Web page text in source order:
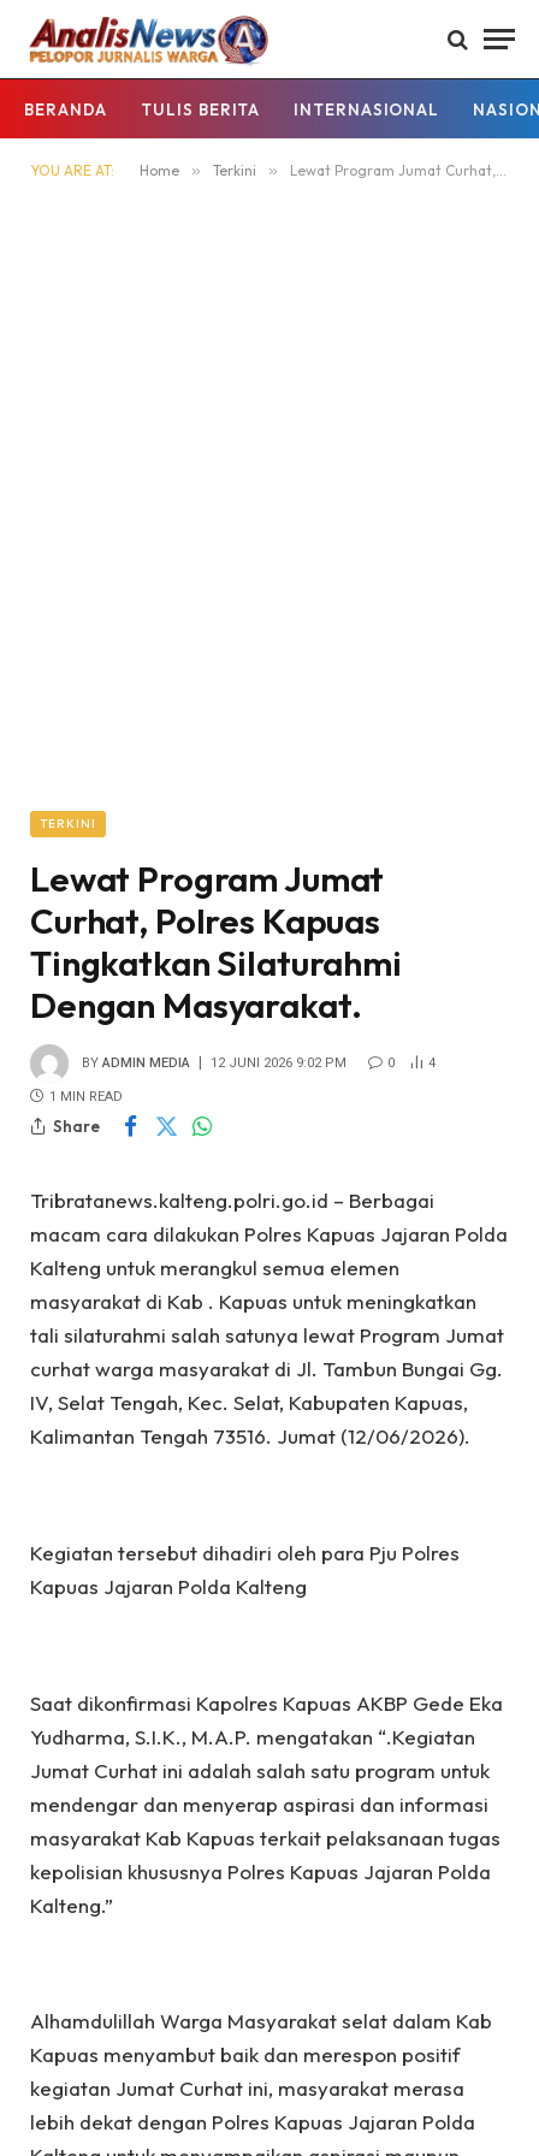
BERANDA TULIS BERITA INTERNASIONAL
YOU ARE AT: Home » Terkini » Lewat Program Jumat Curhat, Polres Kapuas Tingkatkan Silaturahmi Dengan Masyarakat.
TERKINI
Lewat Program Jumat
Curhat, Polres Kapuas
Tingkatkan Silaturahmi
Dengan Masyarakat.
BY ADMIN MEDIA 12 JUNI 2026 9:02 PM 0 4
1 MIN READ
Share
Tribratanews.kalteng.polri.go.id – Berbagai
macam cara dilakukan Polres Kapuas Jajaran Polda
Kalteng untuk merangkul semua elemen
masyarakat di Kab . Kapuas untuk meningkatkan
tali silaturahmi salah satunya lewat Program Jumat
curhat warga masyarakat di Jl. Tambun Bungai Gg.
IV, Selat Tengah, Kec. Selat, Kabupaten Kapuas,
Kalimantan Tengah 73516. Jumat (12/06/2026).
Kegiatan tersebut dihadiri oleh para Pju Polres
Kapuas Jajaran Polda Kalteng
Saat dikonfirmasi Kapolres Kapuas AKBP Gede Eka
Yudharma, S.I.K., M.A.P. mengatakan “.Kegiatan
Jumat Curhat ini adalah salah satu program untuk
mendengar dan menyerap aspirasi dan informasi
masyarakat Kab Kapuas terkait pelaksanaan tugas
kepolisian khususnya Polres Kapuas Jajaran Polda
Kalteng.”
Alhamdulillah Warga Masyarakat selat dalam Kab
Kapuas menyambut baik dan merespon positif
kegiatan Jumat Curhat ini, masyarakat merasa
lebih dekat dengan Polres Kapuas Jajaran Polda